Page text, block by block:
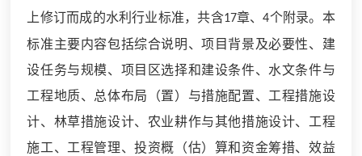
上修订而成的水利行业标准，共含17章、4个附录。本
标准主要内容包括综合说明、项目背景及必要性、建
设任务与规模、项目区选择和建设条件、水文条件与
工程地质、总体布局（置）与措施配置、工程措施设
计、林草措施设计、农业耕作与其他措施设计、工程
施工、工程管理、投资概（估）算和资金筹措、效益